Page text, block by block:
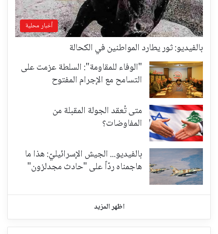
أخبار محلية
بالفيديو: ثور يطارد المواطنين في الكحالة
"الوفاء للمقاومة": السلطة عزمت على
التسامح مع الإجرام المفتوح
متى تُعقد الجولة المقبلة من
المفاوضات؟
بالفيديو... الجيش الإسرائيليّ: هذا ما
هاجمناه ردّاً على "حادث مجدلزون"
اظهر المزيد